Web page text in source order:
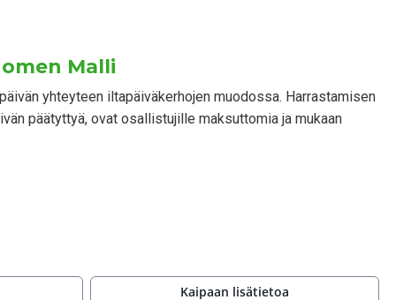
Malli
yhteyteen iltapäiväkerhojen muodossa. Harrastamisen
päätyttyä, ovat osallistujille maksuttomia ja mukaan
Kaipaan lisätietoa